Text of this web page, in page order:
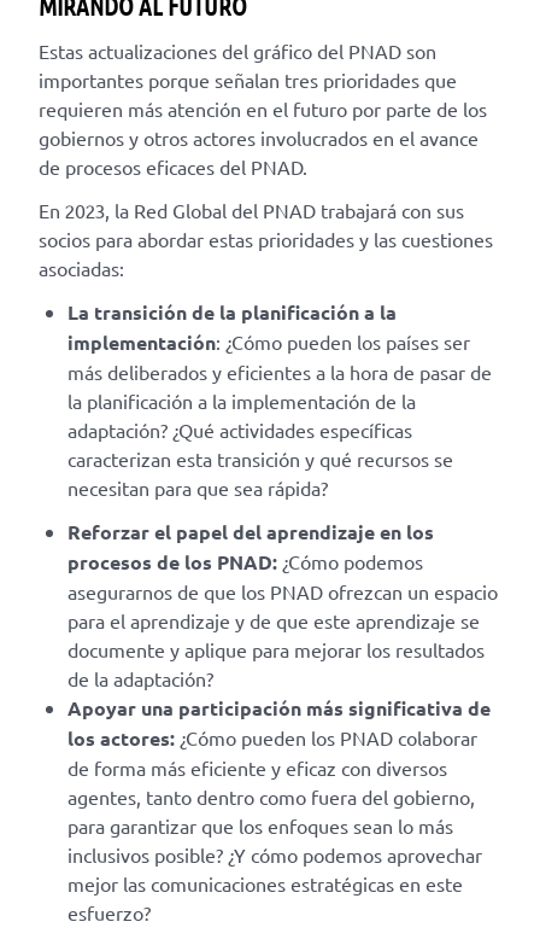
Estas actualizaciones del gráfico del PNAD son
importantes porque señalan tres prioridades que
requieren más atención en el futuro por parte de los
gobiernos y otros actores involucrados en el avance
de procesos eficaces del PNAD.
En 2023, la Red Global del PNAD trabajará con sus
socios para abordar estas prioridades y las cuestiones
asociadas:
La transición de la planificación a la
implementación: ¿Cómo pueden los países ser
más deliberados y eficientes a la hora de pasar de
la planificación a la implementación de la
adaptación? ¿Qué actividades específicas
caracterizan esta transición y qué recursos se
necesitan para que sea rápida?
Reforzar el papel del aprendizaje en los
procesos de los PNAD: ¿Cómo podemos
asegurarnos de que los PNAD ofrezcan un espacio
para el aprendizaje y de que este aprendizaje se
documente y aplique para mejorar los resultados
de la adaptación?
Apoyar una participación más significativa de
los actores: ¿Cómo pueden los PNAD colaborar
de forma más eficiente y eficaz con diversos
agentes, tanto dentro como fuera del gobierno,
para garantizar que los enfoques sean lo más
inclusivos posible? ¿Y cómo podemos aprovechar
mejor las comunicaciones estratégicas en este
esfuerzo?